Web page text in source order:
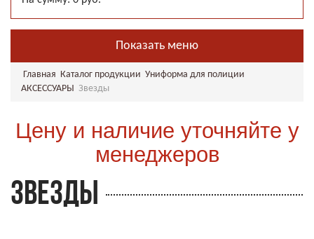
Показать меню
Главная Каталог продукции Униформа для полиции
АКСЕССУАРЫ Звезды
Цену и наличие уточняйте у
менеджеров
ЗВЕЗДЫ